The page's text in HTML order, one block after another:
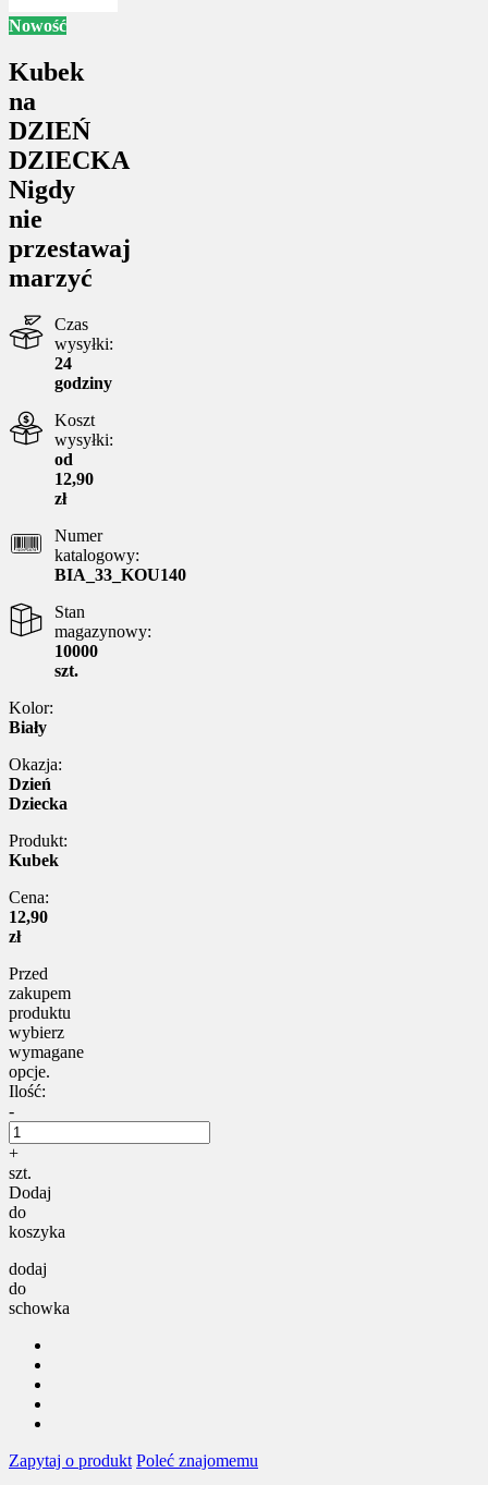
Nowość
Kubek
na
DZIEŃ
DZIECKA
Nigdy
nie
przestawaj
marzyć
Czas
wysyłki:
24
godziny
Koszt
wysyłki:
od
12,90
zł
Numer
katalogowy:
BIA_33_KOU140
Stan
magazynowy:
10000
szt.
Kolor:
Biały
Okazja:
Dzień
Dziecka
Produkt:
Kubek
Cena:
12,90
zł
Przed
zakupem
produktu
wybierz
wymagane
opcje.
Ilość:
-
+
szt.
Dodaj
do
koszyka
dodaj
do
schowka
Zapytaj o produkt Poleć znajomemu